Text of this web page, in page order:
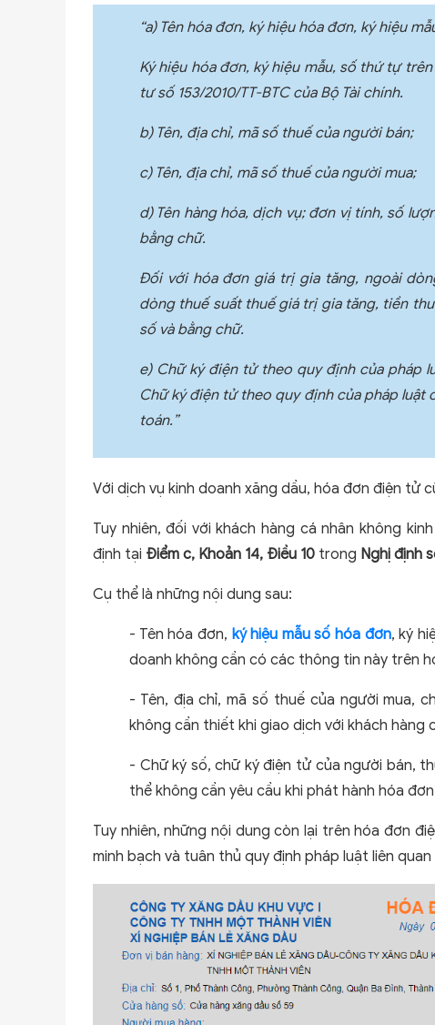
“a) Tên hóa đơn, ký hiệu hóa đơn, ký hiệu
Ký hiệu hóa đơn, ký hiệu mẫu, số thứ tự
tư số 153/2010/TT-BTC của Bộ Tài chính.
b) Tên, địa chỉ, mã số thuế của người bán;
c) Tên, địa chỉ, mã số thuế của người mua;
d) Tên hàng hóa, dịch vụ; đơn vị tính, số
bằng chữ.
Đối với hóa đơn giá trị gia tăng, ngoài
dòng thuế suất thuế giá trị gia tăng, tiền
số và bằng chữ.
e) Chữ ký điện tử theo quy định của pháp
Chữ ký điện tử theo quy định của pháp
toán.”
Với dịch vụ kinh doanh xăng dầu, hóa đơn điện tử
Tuy nhiên, đối với khách hàng cá nhân không
định tại Điểm c, Khoản 14, Điều 10 trong Nghị định
Cụ thể là những nội dung sau:
- Tên hóa đơn, ký hiệu mẫu số hóa đơn, ký
doanh không cần có các thông tin này trên
- Tên, địa chỉ, mã số thuế của người mua,
không cần thiết khi giao dịch với khách hàng
- Chữ ký số, chữ ký điện tử của người bán,
thể không cần yêu cầu khi phát hành hóa
Tuy nhiên, những nội dung còn lại trên hóa đơn
minh bạch và tuân thủ quy định pháp luật liên